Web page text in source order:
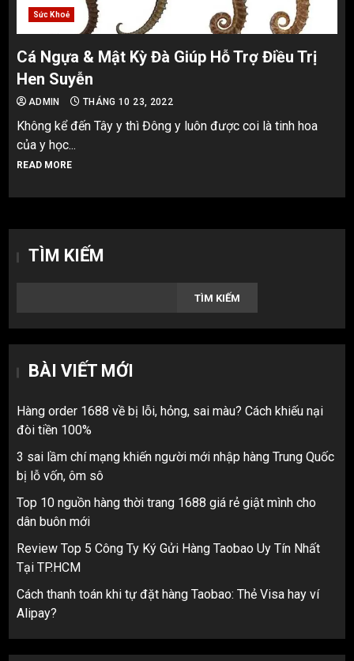
Sức Khoẻ
Cá Ngựa & Mật Kỳ Đà Giúp Hỗ Trợ Điều Trị
Hen Suyễn
ADMIN THÁNG 10 23, 2022
Không kể đến Tây y thì Đông y luôn được coi là tinh hoa
của y học...
READ MORE
TÌM KIẾM
TÌM KIẾM
BÀI VIẾT MỚI
Hàng order 1688 về bị lỗi, hỏng, sai màu? Cách khiếu nại
đòi tiền 100%
3 sai lầm chí mạng khiến người mới nhập hàng Trung Quốc
bị lỗ vốn, ôm sô
Top 10 nguồn hàng thời trang 1688 giá rẻ giật mình cho
dân buôn mới
Review Top 5 Công Ty Ký Gửi Hàng Taobao Uy Tín Nhất
Tại TP.HCM
Cách thanh toán khi tự đặt hàng Taobao: Thẻ Visa hay ví
Alipay?